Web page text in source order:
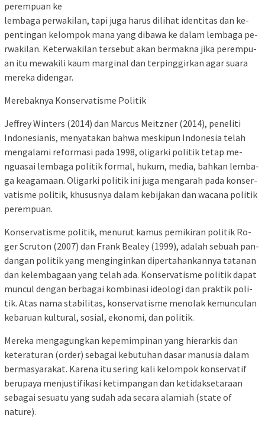
perempuan ke
lem­baga pe­r­wakilan, tapi ju­ga harus di­li­­hat identitas dan k­­e­
pen­ting­an ke­lompok ma­na yang di­ba­wa ke da­lam lem­­ba­ga pe­
r­wa­kil­an. K­e­ter­wa­­kil­an tersebut akan ber­ma­k­­na jika pe­rem­pu­
an itu me­­wa­kili kaum marginal dan ter­­ping­girkan agar suara
me­­re­ka didengar.
Merebaknya Konservatisme Politik
Jeffrey Winters (2014) dan Mar­­cus Meitzner (2014), pe­ne­­liti
Indone­sia­­­nis, men­ya­ta­kan bah­wa meskipun Ind­o­ne­sia te­­­­lah
mengalami ref­or­ma­­­s­i pa­da 1998, oligarki po­­litik te­tap me­
ngua­sai lem­­b­aga po­li­­tik formal, hu­­­­kum, me­­dia, bahkan lem­­­­ba­­­
ga keagamaan. Oli­­­gar­­ki politik ini ju­ga meng­­arah pada kon­­ser­­
va­­tisme politik, khu­­sus­nya da­lam ke­bi­jakan dan wa­cana po­l­i­tik
perempuan.
Konservatisme po­­litik, me­nu­­rut ka­mus pemikiran po­li­tik R­o­­
ger Scru­t­on (2007) dan Frank Be­a­ley (1999), adalah se­­b­uah pan­
dang­an politik yang men­g­ingin­kan diper­ta­han­­kan­nya ta­tanan
dan ke­lem­bagaan yang telah ada. Kon­servatisme po­­­litik dapat
mu­ncul dengan ber­­­bagai kom­bi­nasi ideologi dan praktik p­o­li­
tik. Atas nama sta­­­bilitas, kon­servatisme me­no­­lak ke­mun­culan
kebaruan ku­l­tural, so­sial, ekonomi, dan po­­­­li­tik.
Me­reka mengagung­kan ke­­pe­mimpinan yang hie­rar­kis dan
keteraturan (order) se­bagai ke­butuhan dasar ma­nu­­sia da­lam
bermasyarakat. Ka­­rena itu se­ring kali ke­lom­pok kon­­ser­va­tif
berupaya men­jus­ti­fikasi ke­tim­pangan dan ke­ti­dak­­se­ta­ra­an
sebagai se­suatu yang sudah ada secara ala­miah (state of
nature).